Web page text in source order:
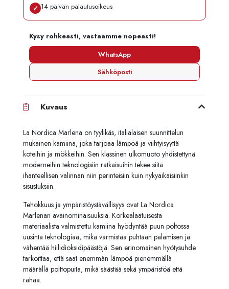
✓ 14 päivän palautusoikeus
Kysy rohkeasti, vastaamme nopeasti!
WhatsApp
Sähköposti
Kuvaus
La Nordica Marlena on tyylikäs, italialaisen suunnittelun
mukainen kamiina, joka tarjoaa lämpöä ja viihtyisyyttä
koteihin ja mökkeihin. Sen klassinen ulkomuoto yhdistettynä
moderneihin teknologisiin ratkaisuihin tekee siitä
ihanteellisen valinnan niin perinteisiin kuin nykyaikaisiinkin
sisustuksiin.
Tehokkuus ja ympäristöystävällisyys ovat La Nordica
Marlenan avainominaisuuksia. Korkealaatuisesta
materiaalista valmistettu kamiina hyödyntää puun poltossa
uusinta teknologiaa, mikä varmistaa puhtaan palamisen ja
vähentää hiilidioksidipäästöjä. Sen erinomainen hyötysuhde
tarkoittaa, että saat enemmän lämpöä pienemmällä
määrällä polttopuita, mikä säästää sekä ympäristöä että
rahaa.